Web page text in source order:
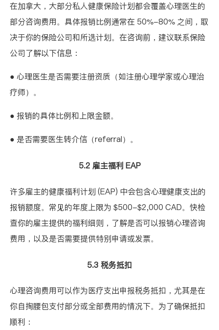
在加拿大，大部分私人健康保险计划都会覆盖心理医生的
部分咨询费用。具体报销比例通常在 50%-80% 之间，取
决于你的保险公司和所选计划。在咨询前，建议联系保险
公司了解以下信息：
● 心理医生是否需要注册资质（如注册心理学家或心理治
疗师）。
● 报销的具体比例和上限金额。
● 是否需要医生转介信（referral）。
5.2 雇主福利 EAP
许多雇主的健康福利计划 (EAP) 中会包含心理健康支出的
报销额度。常见的年度上限为 $500-$2,000 CAD。快检
查你的雇主提供的福利细则，了解是否可以报销心理咨询
费用，以及是否需要提供特别申请或发票。
5.3 税务抵扣
心理咨询费用可以作为医疗支出申报税务抵扣，尤其是在
你自掏腰包支付部分或全部费用的情况下。为了确保抵扣
顺利：